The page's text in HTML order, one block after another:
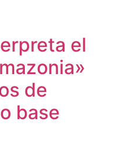
el
de
base